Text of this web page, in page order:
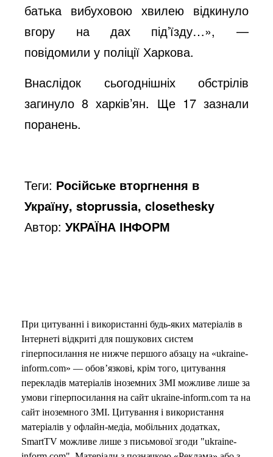
батька вибуховою хвилею відкинуло
вгору на дах під’їзду…», —
повідомили у поліції Харкова.
Внаслідок сьогоднішніх обстрілів
загинуло 8 харків’ян. Ще 17 зазнали
поранень.
Теги: Російське вторгнення в
Україну, stoprussia, closethesky
Автор:УКРАЇНА ІНФОРМ
При цитуванні і використанні будь-яких матеріалів в
Інтернеті відкриті для пошукових систем
гіперпосилання не нижче першого абзацу на «ukraine-
inform.com» — обов’язкові, крім того, цитування
перекладів матеріалів іноземних ЗМІ можливе лише за
умови гіперпосилання на сайт ukraine-inform.com та на
сайт іноземного ЗМІ. Цитування і використання
матеріалів у офлайн-медіа, мобільних додатках,
SmartTV можливе лише з письмової згоди "ukraine-